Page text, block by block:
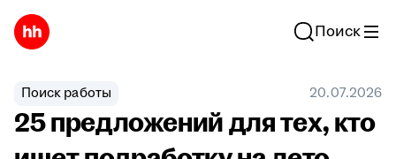
Поиск
Поиск работы 20.07.2026
25 предложений для тех, кто